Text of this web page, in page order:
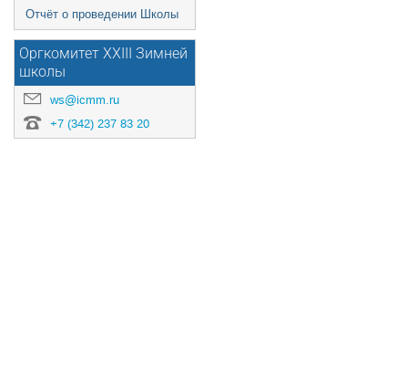
Отчёт о проведении Школы
Оргкомитет XXIII Зимней
школы
ws@icmm.ru
+7 (342) 237 83 20